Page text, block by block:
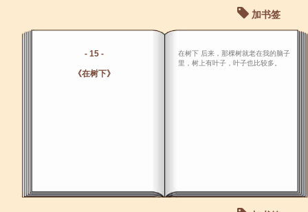
加书签
- 15 -
《在树下》
在树下 后来，那棵树就老在我的脑子
里，树上有叶子，叶子也比较多。